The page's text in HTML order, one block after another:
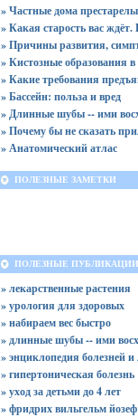
» Частные дома
» Кистозные образования
» Бассейн: польза и вред
» Почему бы не сказать
» Анатомический атлас
ПОЛЕЗНЫЕ ЗАМЕТКИ
ПОЛЕЗНЫЕ ПУБЛИКАЦИИ
» лекарственные растения
» урология для здоровых
» набираем вес быстро
» длинные шубы -- ими
» энциклопедия болезней и
» гипертоническая болезнь
» уход за детьми до 4 лет
» фридрих вильгельм